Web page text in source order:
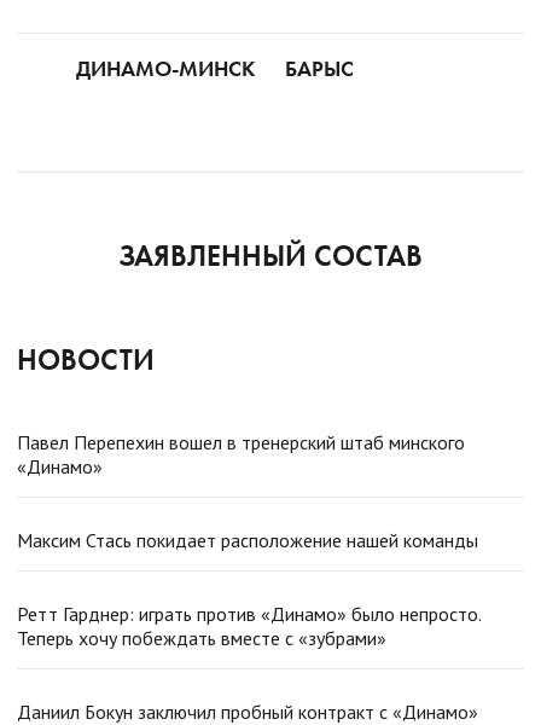
ДИНАМО-МИНСК БАРЫС
ЗАЯВЛЕННЫЙ СОСТАВ
НОВОСТИ
Павел Перепехин вошел в тренерский штаб минского
«Динамо»
Максим Стась покидает расположение нашей команды
Ретт Гарднер: играть против «Динамо» было непросто.
Теперь хочу побеждать вместе с «зубрами»
Даниил Бокун заключил пробный контракт с «Динамо»